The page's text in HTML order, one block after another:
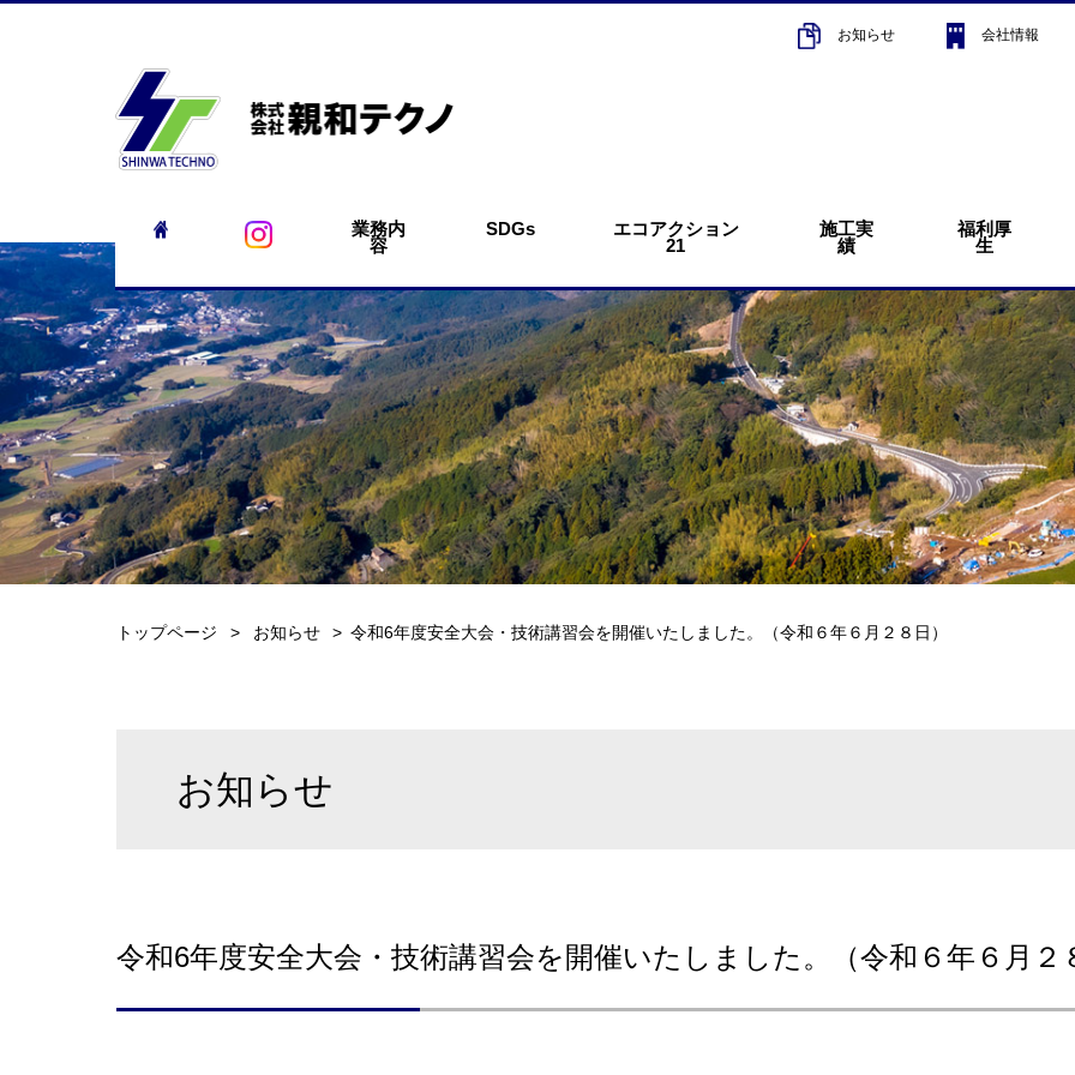
お知らせ 会社情報
業務内
容
SDGs
エコアクション
21
施工実
績
福利厚
生
トップページ お知らせ 令和6年度安全大会・技術講習会を開催いたしました。（令和６年６月２８日）
お知らせ
令和6年度安全大会・技術講習会を開催いたしました。（令和６年６月２